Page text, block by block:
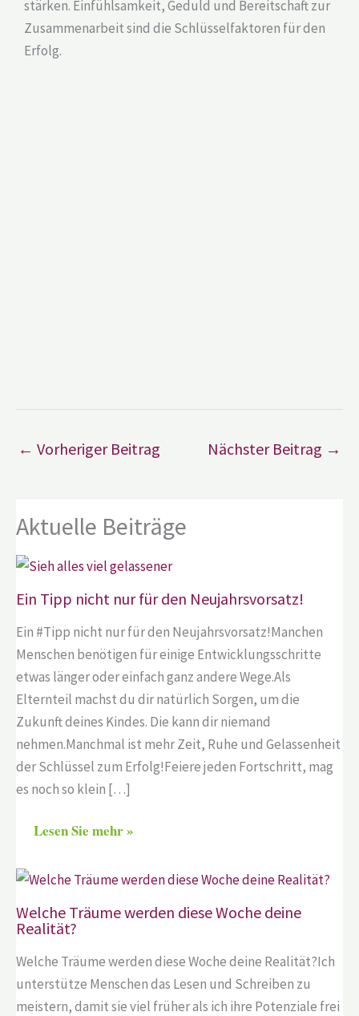
stärken. Einfühlsamkeit, Geduld und Bereitschaft zur
Zusammenarbeit sind die Schlüsselfaktoren für den
Erfolg.
← Vorheriger Beitrag Nächster Beitrag →
Aktuelle Beiträge
Ein Tipp nicht nur für den Neujahrsvorsatz!
Ein #Tipp nicht nur für den Neujahrsvorsatz!Manchen
Menschen benötigen für einige Entwicklungsschritte
etwas länger oder einfach ganz andere Wege.Als
Elternteil machst du dir natürlich Sorgen, um die
Zukunft deines Kindes. Die kann dir niemand
nehmen.Manchmal ist mehr Zeit, Ruhe und Gelassenheit
der Schlüssel zum Erfolg!Feiere jeden Fortschritt, mag
es noch so klein […]
Lesen Sie mehr »
Welche Träume werden diese Woche deine
Realität?
Welche Träume werden diese Woche deine Realität?Ich
unterstütze Menschen das Lesen und Schreiben zu
meistern, damit sie viel früher als ich ihre Potenziale frei